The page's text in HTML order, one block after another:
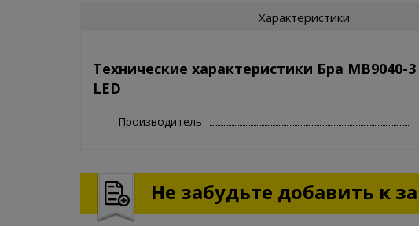
Характеристики
Технические характеристики Бра MB9040-
LED
Производитель
Не забудьте добавить к